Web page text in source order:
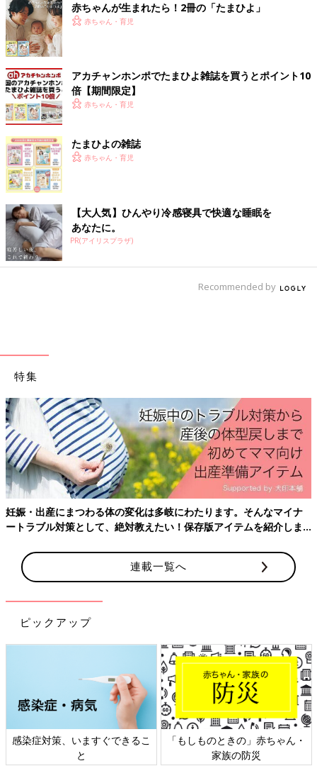
＞
・鶏レバー 312.2mg
・豚レバー 284.8mg
・牛レバー 219.8mg
・マアジの干物 245.8mg
・マイワシの干物 305.7mg
プリン体の多い基準は、食材100g中にプリン体200mg以上を含
分類します。（※4）プリン体を過剰に摂取すると、尿酸の生成が
増加して血中尿酸濃度が上昇する可能性があるため、摂りすぎに
は注意が必要です。
アルコールと尿酸の関係
アルコールを大量に摂取すると、尿酸値が上昇する可能性があり
ます。アルコール自体のプリン体含量が多いわけではありませ
ん。アルコールを代謝するときに生成される「乳酸」に、尿酸の
排出を妨げる働きがあるため、尿酸値を上昇させてしまうので
・ビール 中瓶1本
・日本酒 1合
・ワイン グラス1杯
・ウイスキー ダブル1杯
目安量を踏まえて、飲みすぎないよう注意しましょう。（※5）
内臓脂肪と尿酸の関係
肪は尿酸の生成を促進する作用と、尿酸の排出を阻害する作用が
報告されています。（※6）
ツ・時」というのはエネルギー消費量の単位で、1時間に消費す
は、軽い体操なら1日30分×6日（週に180分以上）、早歩きの散
歩なら1日30分×5日（週に150分以上）の運動に相当します。
隙間時間を活用して、運動する習慣をつけていきましょう。
尿酸値が高めな人におすすめの食事とは
赤ちゃんが生まれたら！2冊の「たまひよ」
赤ちゃん・育児
アカチャンホンポでたまひよ雑誌を買うとポイント10
倍【期間限定】
赤ちゃん・育児
たまひよの雑誌
赤ちゃん・育児
【大人気】ひんやり冷感寝具で快適な睡眠を
あなたに。
PR(アイリスプラザ)
Recommended by
特集
妊娠・出産にまつわる体の変化は多岐にわたります。そんなマイナ
ートラブル対策として、絶対教えたい！保存版アイテムを紹介しま
連載一覧へ
ピックアップ
感染症対策、いますぐできるこ
と
「もしものときの」赤ちゃん・
家族の防災